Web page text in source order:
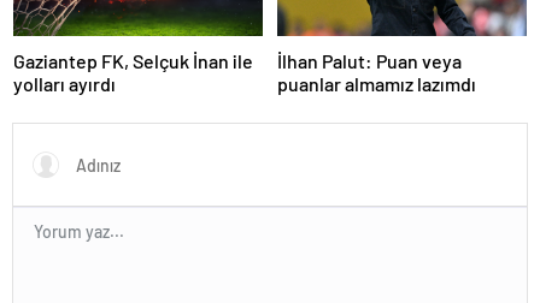
Gaziantep FK, Selçuk İnan ile
yolları ayırdı
İlhan Palut: Puan veya
puanlar almamız lazımdı